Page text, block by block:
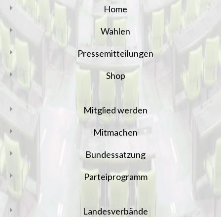
Home
Wahlen
Pressemitteilungen
Shop
Mitglied werden
Mitmachen
Bundessatzung
Parteiprogramm
Landesverbände